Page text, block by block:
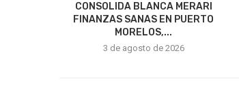
CONSOLIDA BLANCA MERARI
FINANZAS SANAS EN PUERTO
MORELOS,...
3 de agosto de 2026